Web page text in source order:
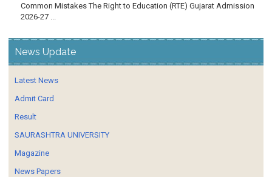
Common Mistakes The Right to Education (RTE) Gujarat Admission
2026-27 ...
News Update
Latest News
Admit Card
Result
SAURASHTRA UNIVERSITY
Magazine
News Papers